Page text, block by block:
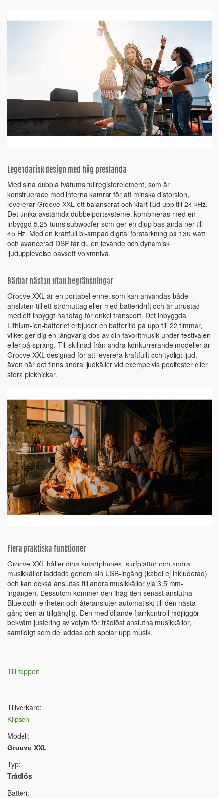
Legendarisk design med hög prestanda
Med sina dubbla tvåtums fullregisterelement, som är
konstruerade med interna kamrar för att minska distorsion,
levererar Groove XXL ett balanserat och klart ljud upp till 24 kHz.
Det unika avstämda dubbelportsystemet kombineras med en
inbyggd 5.25-tums subwoofer som ger en djup bas ända ner till
45 Hz. Med en kraftfull bi-ampad digital förstärkning på 130 watt
och avancerad DSP får du en levande och dynamisk
ljudupplevelse oavsett volymnivå.
Bärbar nästan utan begränsningar
Groove XXL är en portabel enhet som kan användas både
ansluten till ett strömuttag eller med batteridrift och är utrustad
med ett inbyggt handtag för enkel transport. Det inbyggda
Lithium-ion-batteriet erbjuder en batteritid på upp till 22 timmar,
vilket ger dig en långvarig dos av din favoritmusik under festivalen
eller på språng. Till skillnad från andra konkurrerande modeller är
Groove XXL designad för att leverera kraftfullt och tydligt ljud,
även när det finns andra ljudkällor vid exempelvis poolfester eller
stora picknickar.
Flera praktiska funktioner
Groove XXL håller dina smartphones, surfplattor och andra
musikkällor laddade genom sin USB-ingång (kabel ej inkluderad)
och kan också anslutas till andra musikkällor via 3.5 mm-
ingången. Dessutom kommer den ihåg den senast anslutna
Bluetooth-enheten och återansluter automatiskt till den nästa
gång den är tillgänglig. Den medföljande fjärrkontroll möjliggör
bekväm justering av volym för trådlöst anslutna musikkällor,
samtidigt som de laddas och spelar upp musik.
Till toppen
Tillverkare:
Klipsch
Modell:
Groove XXL
Typ:
Trådlös
Batteri: